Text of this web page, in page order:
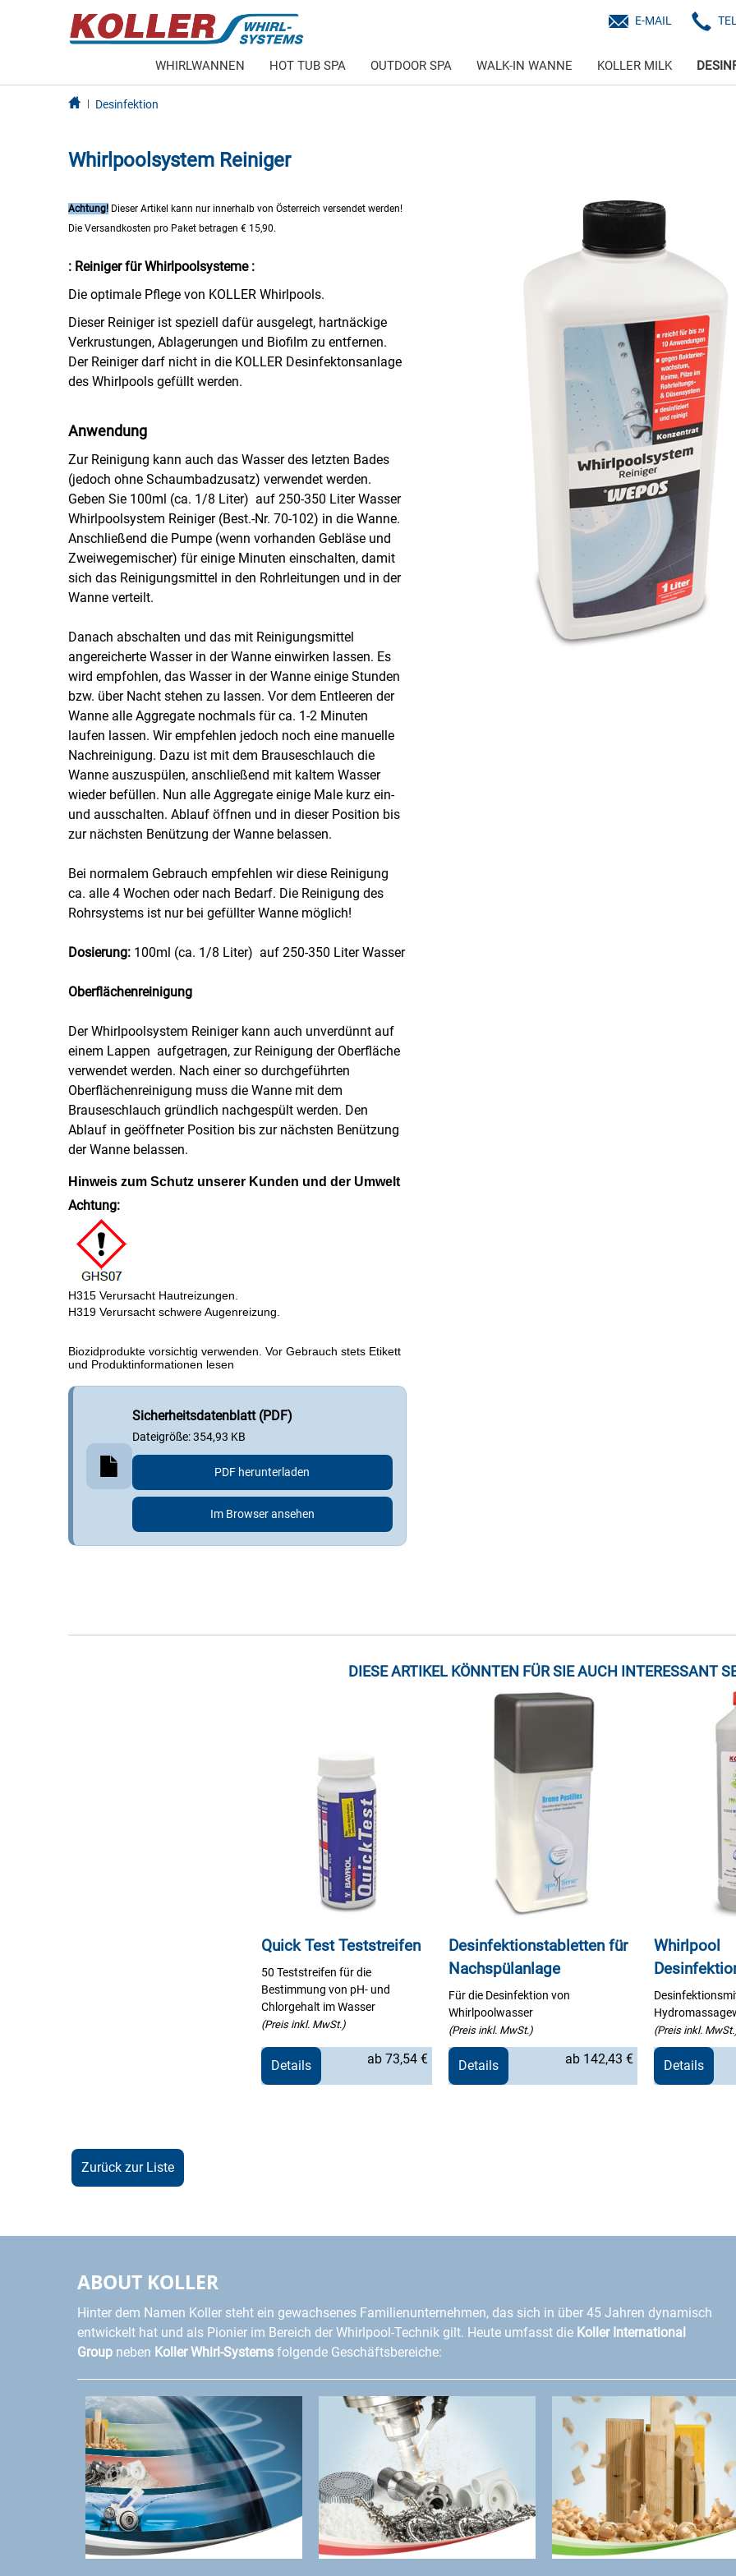
E-MAIL
WHIRLWANNEN HOT TUB SPA OUTDOOR SPA WALK-IN WANNE KOLLER MILK
Desinfektion
Whirlpoolsystem Reiniger
Achtung!Dieser Artikel kann nur innerhalb von Österreich versendet werden!
Die Versandkosten pro Paket betragen € 15,90.
: Reiniger für Whirlpoolsysteme :
Die optimale Pflege von KOLLER Whirlpools.
Dieser Reiniger ist speziell dafür ausgelegt, hartnäckige
Verkrustungen, Ablagerungen und Biofilm zu entfernen.
Der Reiniger darf nicht in die KOLLER Desinfektonsanlage
des Whirlpools gefüllt werden.
Anwendung
Zur Reinigung kann auch das Wasser des letzten Bades
(jedoch ohne Schaumbadzusatz) verwendet werden.
Geben Sie 100ml (ca. 1/8 Liter) auf 250-350 Liter Wasser
Whirlpoolsystem Reiniger (Best.-Nr. 70-102) in die Wanne.
Anschließend die Pumpe (wenn vorhanden Gebläse und
Zweiwegemischer) für einige Minuten einschalten, damit
sich das Reinigungsmittel in den Rohrleitungen und in der
Wanne verteilt.
Danach abschalten und das mit Reinigungsmittel
angereicherte Wasser in der Wanne einwirken lassen. Es
wird empfohlen, das Wasser in der Wanne einige Stunden
bzw. über Nacht stehen zu lassen. Vor dem Entleeren der
Wanne alle Aggregate nochmals für ca. 1-2 Minuten
laufen lassen. Wir empfehlen jedoch noch eine manuelle
Nachreinigung. Dazu ist mit dem Brauseschlauch die
Wanne auszuspülen, anschließend mit kaltem Wasser
wieder befüllen. Nun alle Aggregate einige Male kurz ein-
und ausschalten. Ablauf öffnen und in dieser Position bis
zur nächsten Benützung der Wanne belassen.
Bei normalem Gebrauch empfehlen wir diese Reinigung
ca. alle 4 Wochen oder nach Bedarf. Die Reinigung des
Rohrsystems ist nur bei gefüllter Wanne möglich!
Dosierung:100ml (ca. 1/8 Liter) auf 250-350 Liter Wasser
Oberflächenreinigung
Der Whirlpoolsystem Reiniger kann auch unverdünnt auf
einem Lappen aufgetragen, zur Reinigung der Oberfläche
verwendet werden. Nach einer so durchgeführten
Oberflächenreinigung muss die Wanne mit dem
Brauseschlauch gründlich nachgespült werden. Den
Ablauf in geöffneter Position bis zur nächsten Benützung
der Wanne belassen.
Hinweis zum Schutz unserer Kunden und der Umwelt
Achtung:
H315 Verursacht Hautreizungen.
H319 Verursacht schwere Augenreizung.
Biozidprodukte vorsichtig verwenden. Vor Gebrauch stets Etikett
und Produktinformationen lesen
Sicherheits­datenblatt (PDF)
Dateigröße: 354,93 KB
PDF herunterladen
Im Browser ansehen
DIESE ARTIKEL KÖNNTEN FÜR SIE AUCH INTERESSANT
Quick Test Teststreifen
50 Teststreifen für die
Bestimmung von pH- und
Chlorgehalt im Wasser
(Preis inkl. MwSt.)
Details ab 73,54 €
Desinfektionstabletten für
Nachspülanlage
Für die Desinfektion von
Whirlpoolwasser
(Preis inkl. MwSt.)
Details ab 142,43 €
Whirlpool
(Preis inkl.
Details
Zurück zur Liste
ABOUT KOLLER
Hinter dem Namen Koller steht ein gewachsenes Familienunternehmen, das sich in über 45 Jahren dynamisch
entwickelt hat und als Pionier im Bereich der Whirlpool-Technik gilt. Heute umfasst die Koller International
Group neben Koller Whirl-Systems folgende Geschäftsbereiche: